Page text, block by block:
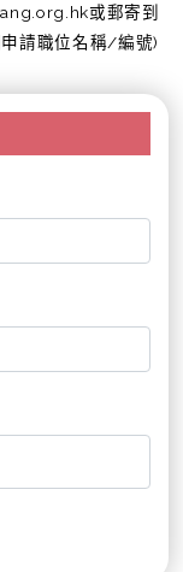
或郵寄到
請職位名稱/編號)